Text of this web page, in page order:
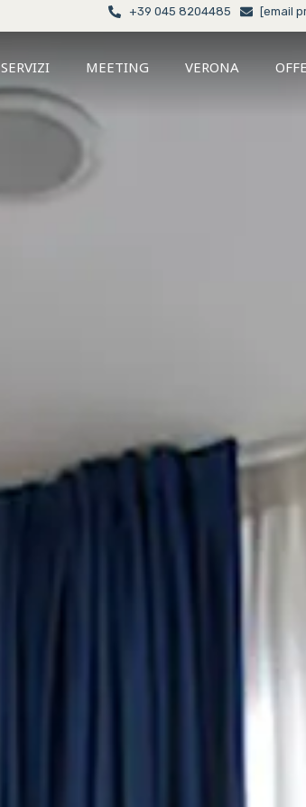
+39 045 8204485 [email
SERVIZI MEETING VERONA